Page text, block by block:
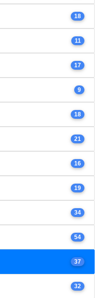
18
11
17
9
18
21
16
19
34
54
37
32